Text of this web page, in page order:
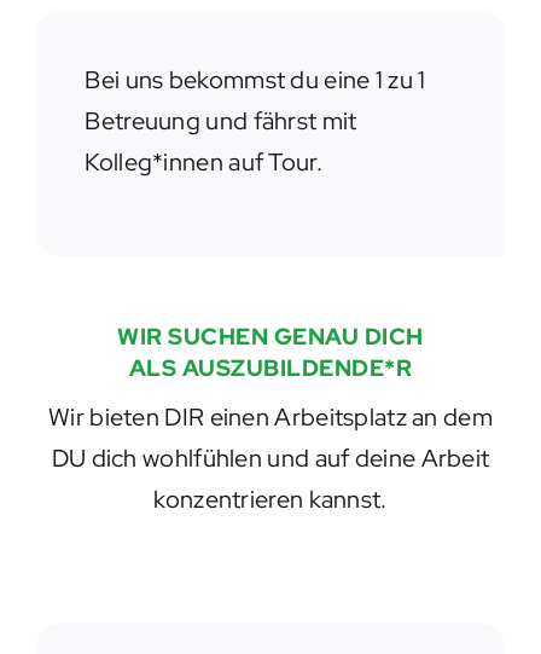
Bei uns bekommst du eine 1 zu 1
Betreuung und fährst mit
Kolleg*innen auf Tour.
WIR SUCHEN GENAU DICH
ALS AUSZUBILDENDE*R
Wir bieten DIR einen Arbeitsplatz an dem
DU dich wohlfühlen und auf deine Arbeit
konzentrieren kannst.